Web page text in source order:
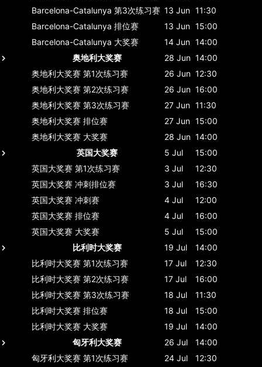
Barcelona-Catalunya 第3次练习赛 13 Jun 11:30
Barcelona-Catalunya 排位赛 13 Jun 15:00
Barcelona-Catalunya 大奖赛 14 Jun 14:00
奥地利大奖赛
28 Jun 14:00
奥地利大奖赛 第1次练习赛 26 Jun 12:30
奥地利大奖赛 第2次练习赛 26 Jun 16:00
奥地利大奖赛 第3次练习赛 27 Jun 11:30
奥地利大奖赛 排位赛 27 Jun 15:00
奥地利大奖赛 大奖赛 28 Jun 14:00
英国大奖赛
5 Jul
15:00
英国大奖赛 第1次练习赛 3 Jul
12:30
英国大奖赛 冲刺排位赛 3 Jul
16:30
英国大奖赛 冲刺赛 4 Jul
12:00
英国大奖赛 排位赛 4 Jul
16:00
英国大奖赛 大奖赛 5 Jul
15:00
比利时大奖赛
19 Jul
14:00
比利时大奖赛 第1次练习赛 17 Jul
12:30
比利时大奖赛 第2次练习赛 17 Jul
16:00
比利时大奖赛 第3次练习赛 18 Jul
11:30
比利时大奖赛 排位赛 18 Jul
15:00
比利时大奖赛 大奖赛 19 Jul
14:00
匈牙利大奖赛
26 Jul
14:00
匈牙利大奖赛 第1次练习赛 24 Jul
12:30